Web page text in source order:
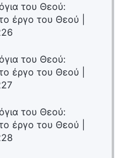
του Θεού:
έργο του Θεού |
του Θεού:
έργο του Θεού |
του Θεού:
έργο του Θεού |